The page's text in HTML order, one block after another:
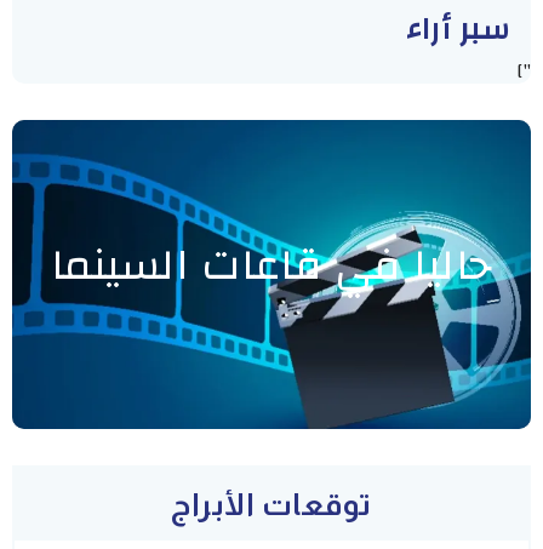
سبر أراء
"]
حاليا في قاعات السينما
توقعات الأبراج